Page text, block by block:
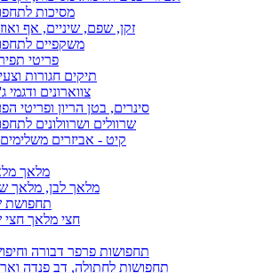
מסיכות
זקן, שפם, שיניים, אף
משקפיים
פריטי
תיקים חגורות
צווארונים ודגמי
סינרים, בטן הריון ופריטי
שרוולים ושרוולונים
קיט - אביזרים
מלאך
מלאך לבן, מלאך
תחפושת
חצי מלאך חצי
תחפושות פרפר דבורה
תחפושות לחתולה, דב פנדה